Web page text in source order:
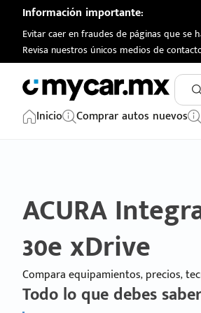
Información importante:
Evitar caer en fraudes de páginas que se
Revisa nuestros únicos medios de
Inicio
Comprar autos nuevos
ACURA
30e xDrive
Compara equipamientos, precios,
Todo lo que debes